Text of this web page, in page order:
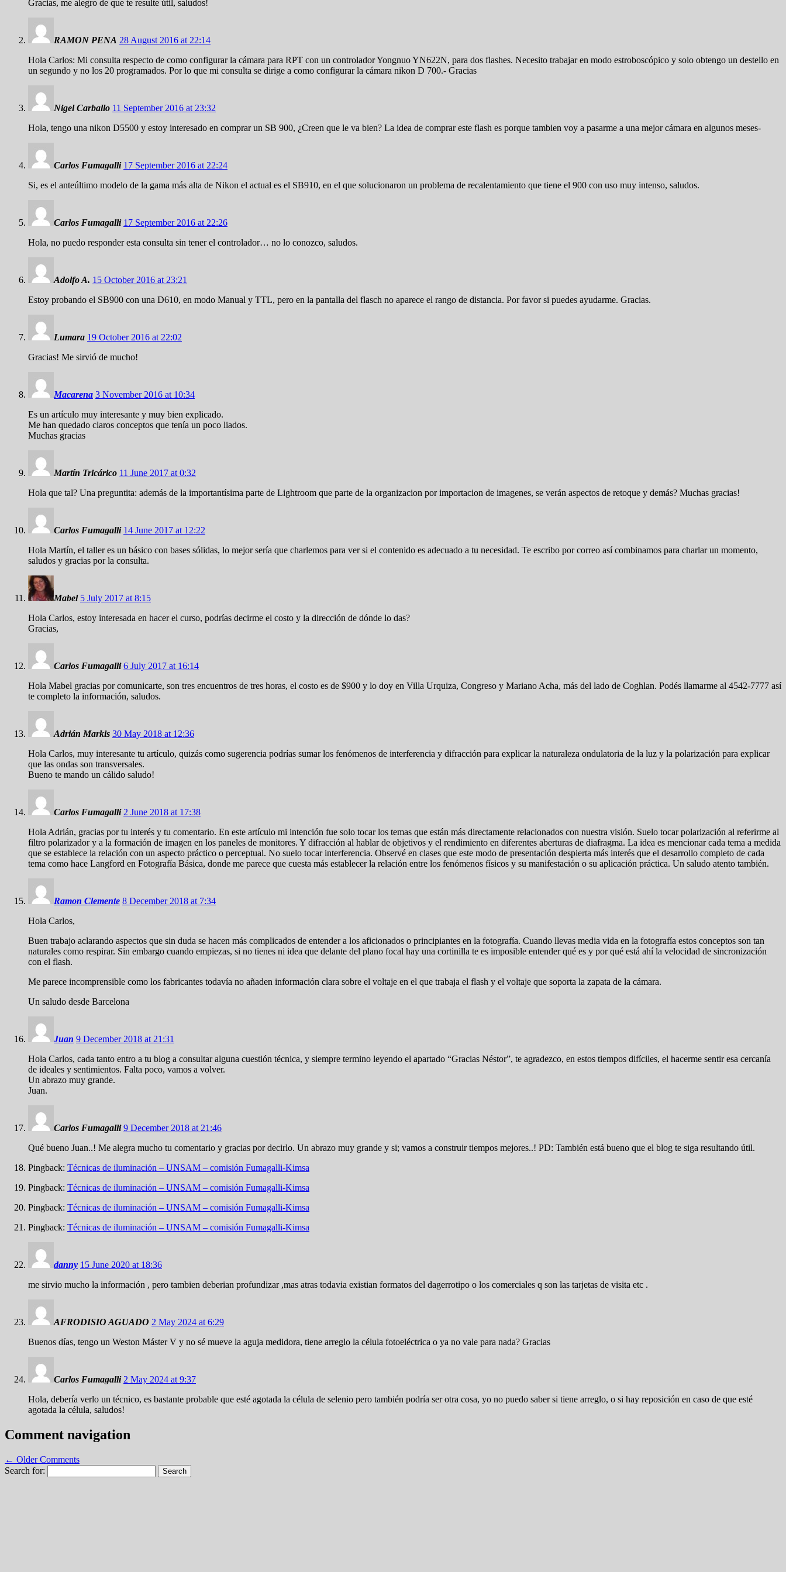
Gracias, me alegro de que te resulte útil, saludos!
RAMON PENA 28 August 2016 at 22:14
Hola Carlos: Mi consulta respecto de como configurar la cámara para RPT con un controlador Yongnuo YN622N, para dos flashes. Necesito trabajar en modo estroboscópico y solo obtengo un destello en
un segundo y no los 20 programados. Por lo que mi consulta se dirige a como configurar la cámara nikon D 700.- Gracias
Nigel Carballo 11 September 2016 at 23:32
Hola, tengo una nikon D5500 y estoy interesado en comprar un SB 900, ¿Creen que le va bien? La idea de comprar este flash es porque tambien voy a pasarme a una mejor cámara en algunos meses-
Carlos Fumagalli 17 September 2016 at 22:24
Si, es el anteúltimo modelo de la gama más alta de Nikon el actual es el SB910, en el que solucionaron un problema de recalentamiento que tiene el 900 con uso muy intenso, saludos.
Carlos Fumagalli 17 September 2016 at 22:26
Hola, no puedo responder esta consulta sin tener el controlador… no lo conozco, saludos.
Adolfo A. 15 October 2016 at 23:21
Estoy probando el SB900 con una D610, en modo Manual y TTL, pero en la pantalla del flasch no aparece el rango de distancia. Por favor si puedes ayudarme. Gracias.
Lumara 19 October 2016 at 22:02
Gracias! Me sirvió de mucho!
Macarena 3 November 2016 at 10:34
Es un artículo muy interesante y muy bien explicado.
Me han quedado claros conceptos que tenía un poco liados.
Muchas gracias
Martín Tricárico 11 June 2017 at 0:32
Hola que tal? Una preguntita: además de la importantísima parte de Lightroom que parte de la organizacion por importacion de imagenes, se verán aspectos de retoque y demás? Muchas gracias!
Carlos Fumagalli 14 June 2017 at 12:22
Hola Martín, el taller es un básico con bases sólidas, lo mejor sería que charlemos para ver si el contenido es adecuado a tu necesidad. Te escribo por correo así combinamos para charlar un momento,
saludos y gracias por la consulta.
Mabel 5 July 2017 at 8:15
Hola Carlos, estoy interesada en hacer el curso, podrías decirme el costo y la dirección de dónde lo das?
Gracias,
Carlos Fumagalli 6 July 2017 at 16:14
Hola Mabel gracias por comunicarte, son tres encuentros de tres horas, el costo es de $900 y lo doy en Villa Urquiza, Congreso y Mariano Acha, más del lado de Coghlan. Podés llamarme al 4542-7777 así
te completo la información, saludos.
Adrián Markis 30 May 2018 at 12:36
Hola Carlos, muy interesante tu artículo, quizás como sugerencia podrías sumar los fenómenos de interferencia y difracción para explicar la naturaleza ondulatoria de la luz y la polarización para explicar
que las ondas son transversales.
Bueno te mando un cálido saludo!
Carlos Fumagalli 2 June 2018 at 17:38
Hola Adrián, gracias por tu interés y tu comentario. En este artículo mi intención fue solo tocar los temas que están más directamente relacionados con nuestra visión. Suelo tocar polarización al referirme al
filtro polarizador y a la formación de imagen en los paneles de monitores. Y difracción al hablar de objetivos y el rendimiento en diferentes aberturas de diafragma. La idea es mencionar cada tema a medida
que se establece la relación con un aspecto práctico o perceptual. No suelo tocar interferencia. Observé en clases que este modo de presentación despierta más interés que el desarrollo completo de cada
tema como hace Langford en Fotografía Básica, donde me parece que cuesta más establecer la relación entre los fenómenos físicos y su manifestación o su aplicación práctica. Un saludo atento también.
Ramon Clemente 8 December 2018 at 7:34
Hola Carlos,
Buen trabajo aclarando aspectos que sin duda se hacen más complicados de entender a los aficionados o principiantes en la fotografía. Cuando llevas media vida en la fotografía estos conceptos son tan
naturales como respirar. Sin embargo cuando empiezas, si no tienes ni idea que delante del plano focal hay una cortinilla te es imposible entender qué es y por qué está ahí la velocidad de sincronización
con el flash.
Me parece incomprensible como los fabricantes todavía no añaden información clara sobre el voltaje en el que trabaja el flash y el voltaje que soporta la zapata de la cámara.
Un saludo desde Barcelona
Juan 9 December 2018 at 21:31
Hola Carlos, cada tanto entro a tu blog a consultar alguna cuestión técnica, y siempre termino leyendo el apartado “Gracias Néstor”, te agradezco, en estos tiempos difíciles, el hacerme sentir esa cercanía
de ideales y sentimientos. Falta poco, vamos a volver.
Un abrazo muy grande.
Juan.
Carlos Fumagalli 9 December 2018 at 21:46
Qué bueno Juan..! Me alegra mucho tu comentario y gracias por decirlo. Un abrazo muy grande y si; vamos a construir tiempos mejores..! PD: También está bueno que el blog te siga resultando útil.
Pingback: Técnicas de iluminación – UNSAM – comisión Fumagalli-Kimsa
Pingback: Técnicas de iluminación – UNSAM – comisión Fumagalli-Kimsa
Pingback: Técnicas de iluminación – UNSAM – comisión Fumagalli-Kimsa
Pingback: Técnicas de iluminación – UNSAM – comisión Fumagalli-Kimsa
danny 15 June 2020 at 18:36
me sirvio mucho la información , pero tambien deberian profundizar ,mas atras todavia existian formatos del dagerrotipo o los comerciales q son las tarjetas de visita etc .
AFRODISIO AGUADO 2 May 2024 at 6:29
Buenos días, tengo un Weston Máster V y no sé mueve la aguja medidora, tiene arreglo la célula fotoeléctrica o ya no vale para nada? Gracias
Carlos Fumagalli 2 May 2024 at 9:37
Hola, debería verlo un técnico, es bastante probable que esté agotada la célula de selenio pero también podría ser otra cosa, yo no puedo saber si tiene arreglo, o si hay reposición en caso de que esté
agotada la célula, saludos!
Comment navigation
← Older Comments
Search for: